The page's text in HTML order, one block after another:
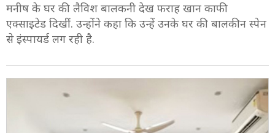
मनीष के घर की लैविश बालकनी देख फराह खान काफी
एक्साइटेड दिखीं. उन्होंने कहा कि उन्हें उनके घर की बालकीन स्पेन
से इंस्पायर्ड लग रही है.